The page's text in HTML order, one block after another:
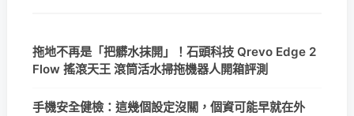
拖地不再是「把髒水抹開」！石頭科技 Qrevo Edge 2
Flow 搖滾天王 滾筒活水掃拖機器人開箱評測
手機安全健檢：這幾個設定沒關，個資可能早就在外